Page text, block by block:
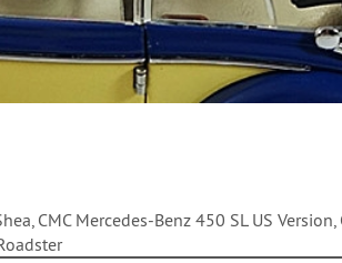
CMC Mercedes-Benz 450 SL US